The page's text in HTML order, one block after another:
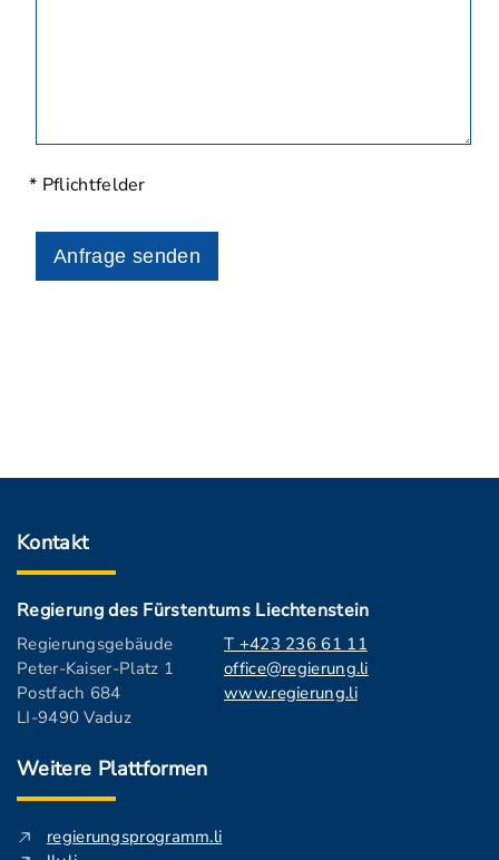
* Pflichtfelder
Anfrage senden
Kontakt
Regierung des Fürstentums Liechtenstein
Regierungsgebäude
Peter-Kaiser-Platz 1
Postfach 684
LI-9490 Vaduz
T +423 236 61 11
office@regierung.li
www.regierung.li
Weitere Plattformen
regierungsprogramm.li